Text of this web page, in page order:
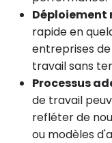
Déploiement
rapide en
entreprises
travail sans
Processus
de travail
refléter de
ou modèles